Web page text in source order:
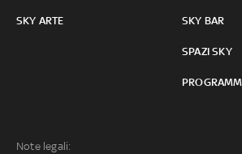
SKY ARTE SKY BAR
SPAZI SKY
Note legali: